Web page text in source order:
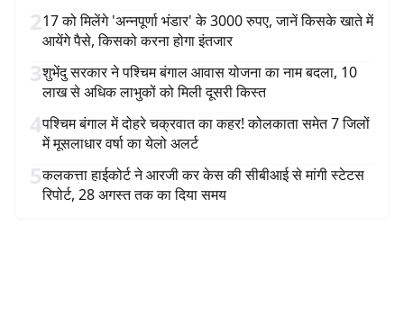
217 को मिलेंगे 'अन्नपूर्णा भंडार' के 3000 रुपए, जानें किसके खाते में
आयेंगे पैसे, किसको करना होगा इंतजार
3शुभेंदु सरकार ने पश्चिम बंगाल आवास योजना का नाम बदला, 10
लाख से अधिक लाभुकों को मिली दूसरी किस्त
4पश्चिम बंगाल में दोहरे चक्रवात का कहर! कोलकाता समेत 7 जिलों
में मूसलाधार वर्षा का येलो अलर्ट
5कलकत्ता हाईकोर्ट ने आरजी कर केस की सीबीआई से मांगी स्टेटस
रिपोर्ट, 28 अगस्त तक का दिया समय